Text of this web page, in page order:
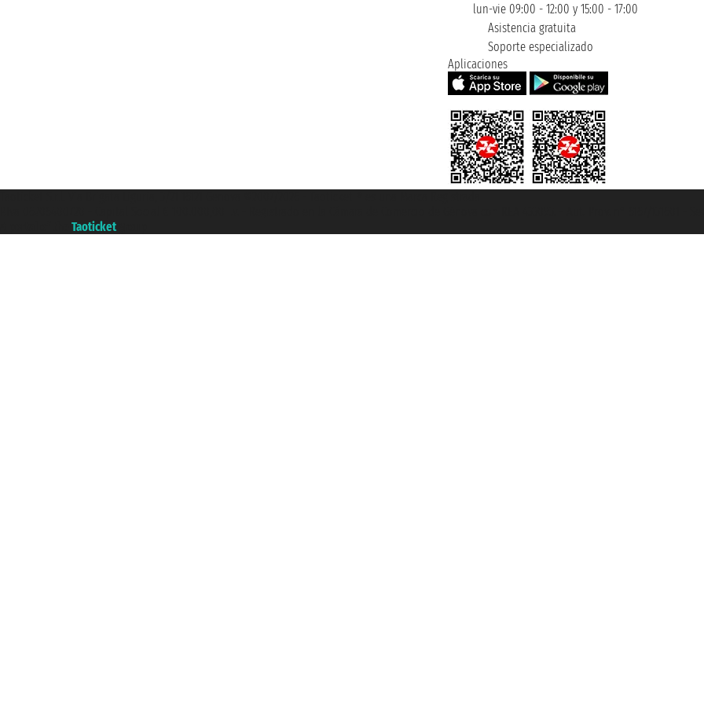
lun-vie 09:00 - 12:00 y 15:00 - 17:00
Asistencia gratuita
Soporte especializado
Aplicaciones
Taoticket